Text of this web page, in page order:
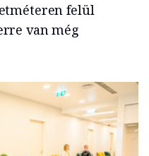
felül
van még